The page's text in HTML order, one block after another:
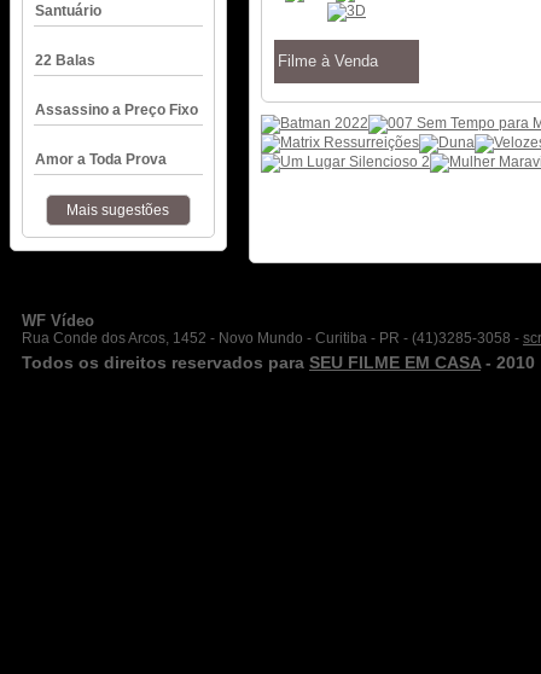
Santuário
22 Balas
Assassino a Preço Fixo
Amor a Toda Prova
Mais sugestões
Filme à Venda
WF Vídeo
Rua Conde dos Arcos, 1452 - Novo Mundo - Curitiba - PR - (41)3285-3058 -
Todos os direitos reservados para SEU FILME EM CASA - 2010